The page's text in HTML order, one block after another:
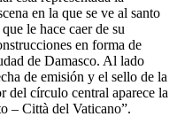
en la que se ve al santo
le hace caer de su
en forma de
de Damasco. Al lado
de emisión y el sello de la
del círculo central aparece la
– Città del Vaticano”.